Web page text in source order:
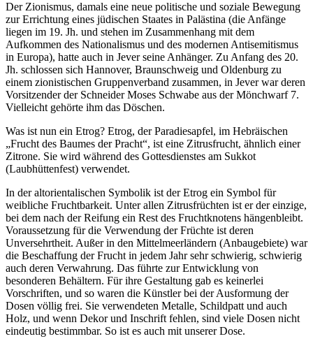
Der Zionismus, damals eine neue politische und soziale Bewegung
zur Errichtung eines jüdischen Staates in Palästina (die Anfänge
liegen im 19. Jh. und stehen im Zusammenhang mit dem
Aufkommen des Nationalismus und des modernen Antisemitismus
in Europa), hatte auch in Jever seine Anhänger. Zu Anfang des 20.
Jh. schlossen sich Hannover, Braunschweig und Oldenburg zu
einem zionistischen Gruppenverband zusammen, in Jever war deren
Vorsitzender der Schneider Moses Schwabe aus der Mönchwarf 7.
Vielleicht gehörte ihm das Döschen.
Was ist nun ein Etrog? Etrog, der Paradiesapfel, im Hebräischen
„Frucht des Baumes der Pracht“, ist eine Zitrusfrucht, ähnlich einer
Zitrone. Sie wird während des Gottesdienstes am Sukkot
(Laubhüttenfest) verwendet.
In der altorientalischen Symbolik ist der Etrog ein Symbol für
weibliche Fruchtbarkeit. Unter allen Zitrusfrüchten ist er der einzige,
bei dem nach der Reifung ein Rest des Fruchtknotens hängenbleibt.
Voraussetzung für die Verwendung der Früchte ist deren
Unversehrtheit. Außer in den Mittelmeerländern (Anbaugebiete) war
die Beschaffung der Frucht in jedem Jahr sehr schwierig, schwierig
auch deren Verwahrung. Das führte zur Entwicklung von
besonderen Behältern. Für ihre Gestaltung gab es keinerlei
Vorschriften, und so waren die Künstler bei der Ausformung der
Dosen völlig frei. Sie verwendeten Metalle, Schildpatt und auch
Holz, und wenn Dekor und Inschrift fehlen, sind viele Dosen nicht
eindeutig bestimmbar. So ist es auch mit unserer Dose.